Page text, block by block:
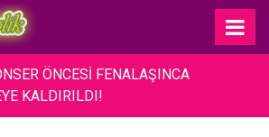
YIL SONRA YENİ ALBÜM İÇİN
GİRDİ